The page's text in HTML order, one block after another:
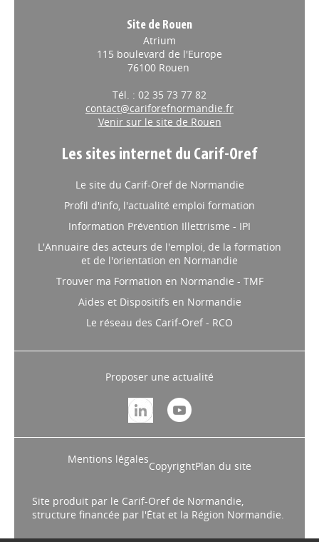
Site de Rouen
Atrium
115 boulevard de l'Europe
76100 Rouen
Tél. : 02 35 73 77 82
contact@cariforefnormandie.fr
Venir sur le site de Rouen
Les sites internet du Carif-Oref
Le site du Carif-Oref de Normandie
Profil d'info, l'actualité emploi formation
Information Prévention Illettrisme - IPI
L'Annuaire des acteurs de l'emploi, de la formation
et de l'orientation en Normandie
Trouver ma Formation en Normandie - TMF
Aides et Dispositifs en Normandie
Le réseau des Carif-Oref - RCO
Proposer une actualité
Mentions légales
CopyrightPlan du site
Site produit par le Carif-Oref de Normandie,
structure financée par l'État et la Région Normandie.